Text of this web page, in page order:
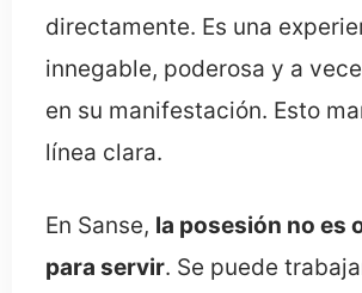
directamente. Es una
innegable, poderosa y a
en su manifestación. Esto
línea clara.
En Sanse, la posesión no es
para servir. Se puede